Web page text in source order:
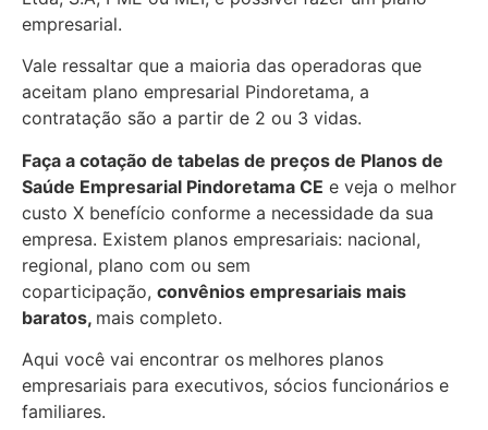
empresarial.
Vale ressaltar que a maioria das operadoras que
aceitam plano empresarial Pindoretama, a
contratação são a partir de 2 ou 3 vidas.
Faça a cotação de tabelas de preços de Planos de
Saúde Empresarial Pindoretama CE e veja o melhor
custo X benefício conforme a necessidade da sua
empresa. Existem planos empresariais: nacional,
regional, plano com ou sem
coparticipação, convênios empresariais mais
baratos, mais completo.
Aqui você vai encontrar os melhores planos
empresariais para executivos, sócios funcionários e
familiares.